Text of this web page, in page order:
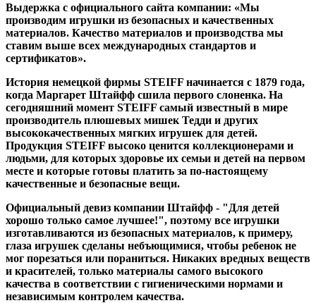
Выдержка с официального сайта компании: «Мы
производим игрушки из безопасных и качественных
материалов. Качество материалов и производства мы
ставим выше всех международных стандартов и
сертификатов».
История немецкой фирмы STEIFF начинается с 1879 года,
когда Маргарет Штайфф сшила первого слоненка. На
сегодняшний момент STEIFF самый известный в мире
производитель плюшевых мишек Тедди и других
высококачественных мягких игрушек для детей.
Продукция STEIFF высоко ценится коллекционерами и
людьми, для которых здоровье их семьи и детей на первом
месте и которые готовы платить за по-настоящему
качественные и безопасные вещи.
Официальный девиз компании Штайфф - "Для детей
хорошо только самое лучшее!", поэтому все игрушки
изготавливаются из безопасных материалов, к примеру,
глаза игрушек сделаны небъющимися, чтобы ребенок не
мог порезаться или пораниться. Никаких вредных веществ
и красителей, только материалы самого высокого
качества в соответствии с гигиеническими нормами и
независимым контролем качества.